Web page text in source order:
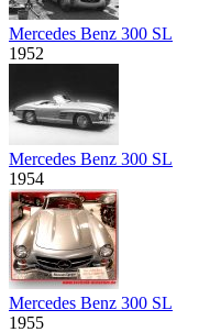
Mercedes Benz 300 SL
1952
Mercedes Benz 300 SL
1954
Mercedes Benz 300 SL
1955